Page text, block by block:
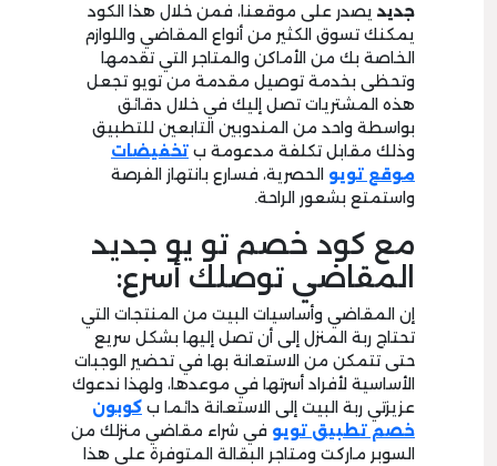
جديد يصدر على موقعنا، فمن خلال هذا الكود
يمكنك تسوق الكثير من أنواع المقاضي واللوازم
الخاصة بك من الأماكن والمتاجر التي تقدمها
وتحظى بخدمة توصيل مقدمة من تويو تجعل
هذه المشتريات تصل إليك في خلال دقائق
بواسطة واحد من المندوبين التابعين للتطبيق
وذلك مقابل تكلفة مدعومة ب تخفيضات
موقع تويو الحصرية، فسارع بانتهاز الفرصة
واستمتع بشعور الراحة.
مع كود خصم تو يو جديد
المقاضي توصلك أسرع:
إن المقاضي وأساسيات البيت من المنتجات التي
تحتاج ربة المنزل إلى أن تصل إليها بشكل سريع
حتى تتمكن من الاستعانة بها في تحضير الوجبات
الأساسية لأفراد أسرتها في موعدها، ولهذا ندعوك
عزيزتي ربة البيت إلى الاستعانة دائما ب كوبون
خصم تطبيق تويو في شراء مقاضي منزلك من
السوبر ماركت ومتاجر البقالة المتوفرة على هذا